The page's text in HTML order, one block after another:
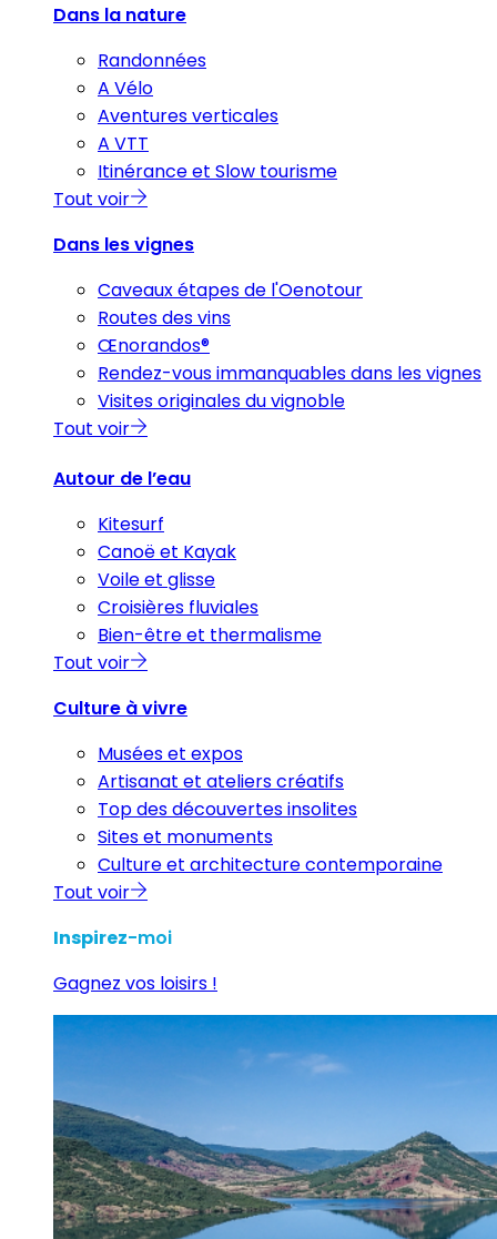
Dans la nature
Randonnées
A Vélo
Aventures verticales
A VTT
Itinérance et Slow tourisme
Tout voir
Dans les vignes
Caveaux étapes de l'Oenotour
Routes des vins
Œnorandos®
Rendez-vous immanquables dans les vignes
Visites originales du vignoble
Tout voir
Autour de l’eau
Kitesurf
Canoë et Kayak
Voile et glisse
Croisières fluviales
Bien-être et thermalisme
Tout voir
Culture à vivre
Musées et expos
Artisanat et ateliers créatifs
Top des découvertes insolites
Sites et monuments
Culture et architecture contemporaine
Tout voir
Inspirez-moi
Gagnez vos loisirs !